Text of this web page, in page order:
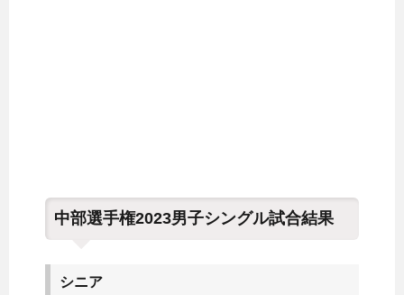
中部選手権2023男子シングル試合結果
シニア